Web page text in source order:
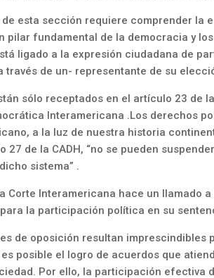
de esta sección requiere comprender la
pilar fundamental de la democracia y
ligado a la expresión ciudadana de
través de un- representante de su
sólo receptados en el artículo 23 de
Interamericana .Los derechos
a la luz de nuestra historia
27 de la CADH, “no se pueden
sistema” .
Corte Interamericana hace un llamado
la participación política en su
de oposición resultan imprescindibles
posible el logro de acuerdos que
Por ello, la participación efectiva